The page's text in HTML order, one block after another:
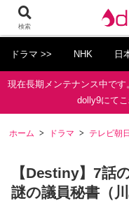
ドラマ >> NHK 日
現在長期メンテナンス中で
dolly9にて
ホーム ドラマ テレビ朝日
【Destiny】7話
謎の議員秘書（
検索